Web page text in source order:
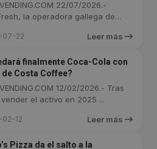
22/07/2026.-
la operadora gallega de
07-22 Leer más
finalmente Coca-Cola con
de Costa Coffee?
12/02/2026.- Tras
el activo en 2025 ...
12 Leer más
Pizza da el salto a la